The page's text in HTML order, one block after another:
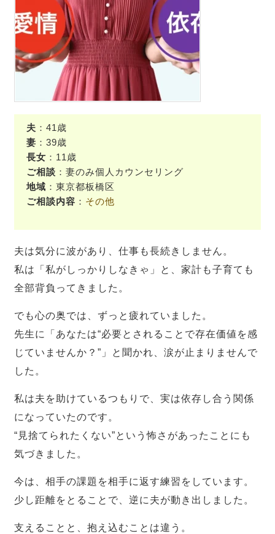
夫 ：41歳
妻 ：39歳
長女 ：11歳
ご相談 ：妻のみ個人カウンセリング
地域 ：東京都板橋区
ご相談内容 ： その他
夫は気分に波があり、仕事も長続きしません。
私は「私がしっかりしなきゃ」と、家計も子育ても
全部背負ってきました。
でも心の奥では、ずっと疲れていました。
先生に「あなたは“必要とされることで存在価値を感
じていませんか？”」と聞かれ、涙が止まりませんで
した。
私は夫を助けているつもりで、実は依存し合う関係
になっていたのです。
“見捨てられたくない”という怖さがあったことにも
気づきました。
今は、相手の課題を相手に返す練習をしています。
少し距離をとることで、逆に夫が動き出しました。
支えることと、抱え込むことは違う。